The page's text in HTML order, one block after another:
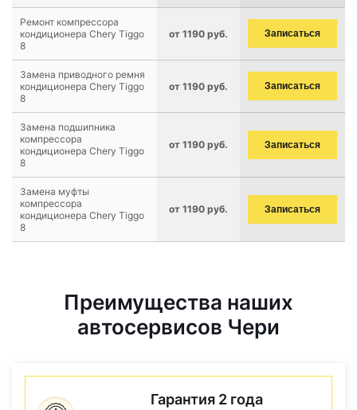
Ремонт компрессора
кондиционера Chery Tiggo
8
от 1190 руб. Записаться
Замена приводного ремня
кондиционера Chery Tiggo
8
от 1190 руб. Записаться
Замена подшипника
компрессора
кондиционера Chery Tiggo
8
от 1190 руб. Записаться
Замена муфты
компрессора
кондиционера Chery Tiggo
8
от 1190 руб. Записаться
Преимущества наших
автосервисов Чери
Гарантия 2 года